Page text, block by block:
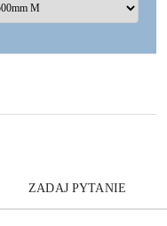
ZADAJ PYTANIE